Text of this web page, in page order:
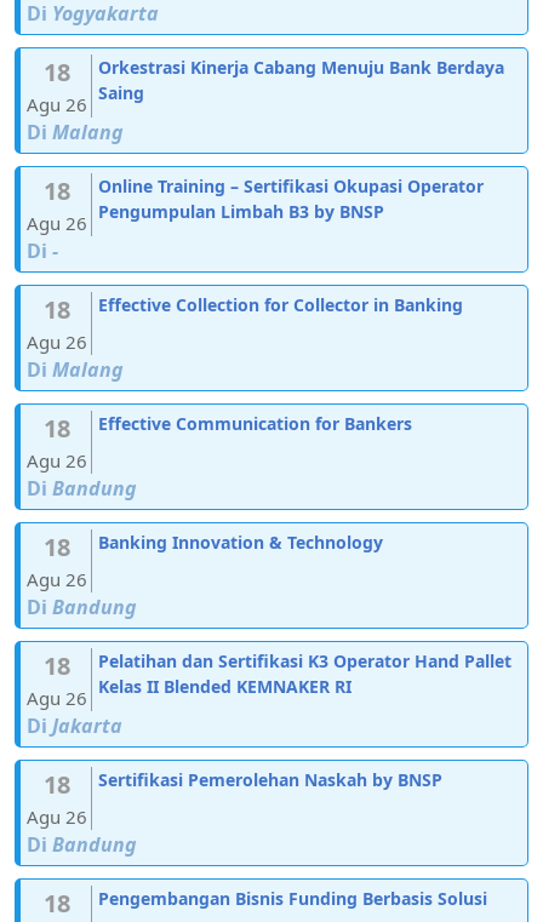
Di Yogyakarta
18
Agu 26
Orkestrasi Kinerja Cabang Menuju Bank Berdaya
Saing
Di Malang
18
Agu 26
Online Training – Sertifikasi Okupasi Operator
Pengumpulan Limbah B3 by BNSP
Di -
18
Agu 26
Effective Collection for Collector in Banking
Di Malang
18
Agu 26
Effective Communication for Bankers
Di Bandung
18
Agu 26
Banking Innovation & Technology
Di Bandung
18
Agu 26
Pelatihan dan Sertifikasi K3 Operator Hand Pallet
Kelas II Blended KEMNAKER RI
Di Jakarta
18
Agu 26
Sertifikasi Pemerolehan Naskah by BNSP
Di Bandung
18 Pengembangan Bisnis Funding Berbasis Solusi